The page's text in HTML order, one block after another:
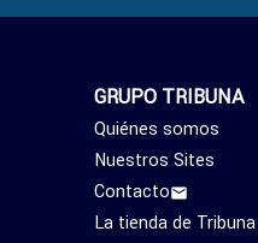
GRUPO TRIBUNA
Quiénes somos
Nuestros Sites
Contacto
La tienda de Tribuna